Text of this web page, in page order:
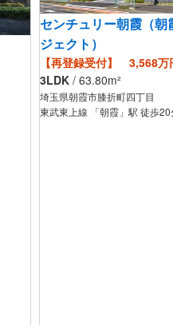
センチュリー朝霞（朝
ジェクト）
【再登録受付】 3,568万
3LDK / 63.80m²
埼玉県朝霞市膝折町四丁目